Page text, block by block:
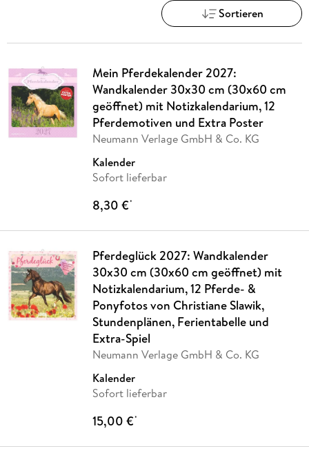
Sortieren
Mein Pferdekalender 2027:
Wandkalender 30x30 cm (30x60 cm
geöffnet) mit Notizkalendarium, 12
Pferdemotiven und Extra Poster
Neumann Verlage GmbH & Co. KG
Kalender
Sofort lieferbar
8,30 €*
Pferdeglück 2027: Wandkalender
30x30 cm (30x60 cm geöffnet) mit
Notizkalendarium, 12 Pferde- &
Ponyfotos von Christiane Slawik,
Stundenplänen, Ferientabelle und
Extra-Spiel
Neumann Verlage GmbH & Co. KG
Kalender
Sofort lieferbar
15,00 €*